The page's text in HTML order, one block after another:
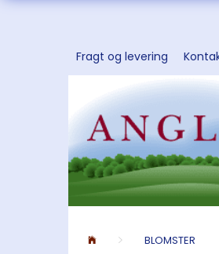
Fragt og levering
BLOMSTER